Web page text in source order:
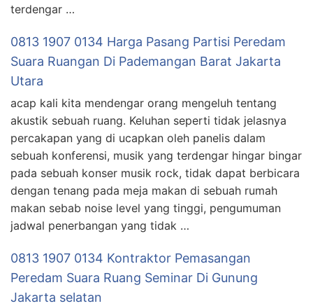
terdengar …
0813 1907 0134 Harga Pasang Partisi Peredam
Suara Ruangan Di Pademangan Barat Jakarta
Utara
acap kali kita mendengar orang mengeluh tentang
akustik sebuah ruang. Keluhan seperti tidak jelasnya
percakapan yang di ucapkan oleh panelis dalam
sebuah konferensi, musik yang terdengar hingar bingar
pada sebuah konser musik rock, tidak dapat berbicara
dengan tenang pada meja makan di sebuah rumah
makan sebab noise level yang tinggi, pengumuman
jadwal penerbangan yang tidak …
0813 1907 0134 Kontraktor Pemasangan
Peredam Suara Ruang Seminar Di Gunung
Jakarta selatan